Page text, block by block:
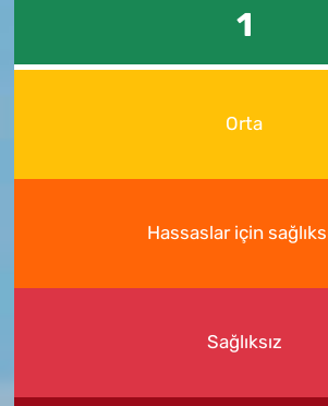
1
Orta
Hassaslar için
Sağlıksız